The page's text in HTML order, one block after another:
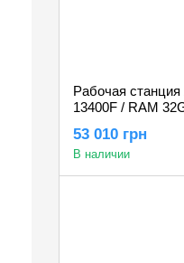
Рабочая
13400F / RAM
53 010 грн
В наличии